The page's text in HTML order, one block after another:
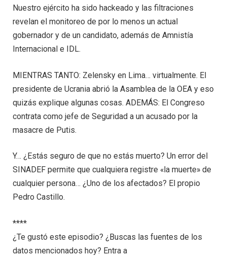
Nuestro ejército ha sido hackeado y las filtraciones
revelan el monitoreo de por lo menos un actual
gobernador y de un candidato, además de Amnistía
Internacional e IDL.
MIENTRAS TANTO: Zelensky en Lima… virtualmente. El
presidente de Ucrania abrió la Asamblea de la OEA y eso
quizás explique algunas cosas. ADEMÁS: El Congreso
contrata como jefe de Seguridad a un acusado por la
masacre de Putis.
Y… ¿Estás seguro de que no estás muerto? Un error del
SINADEF permite que cualquiera registre «la muerte» de
cualquier persona… ¿Uno de los afectados? El propio
Pedro Castillo.
****
¿Te gustó este episodio? ¿Buscas las fuentes de los
datos mencionados hoy? Entra a